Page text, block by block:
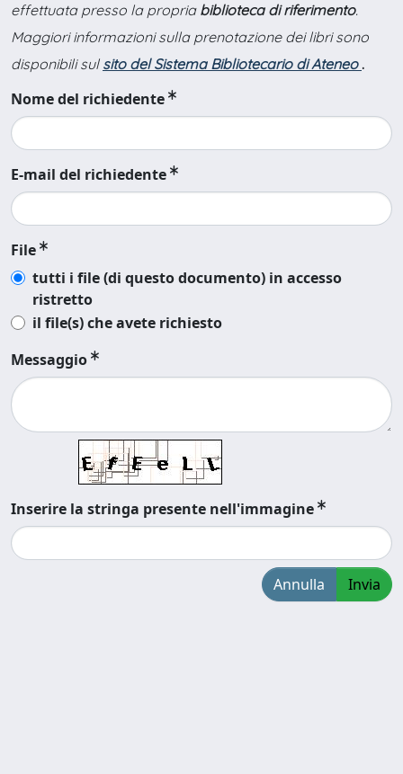
effettuata presso la propria biblioteca di riferimento.
Maggiori informazioni sulla prenotazione dei libri sono
disponibili sul sito del Sistema Bibliotecario di Ateneo .
Nome del richiedente
E-mail del richiedente
File
tutti i file (di questo documento) in accesso
ristretto
il file(s) che avete richiesto
Messaggio
Inserire la stringa presente nell'immagine
Annulla Invia